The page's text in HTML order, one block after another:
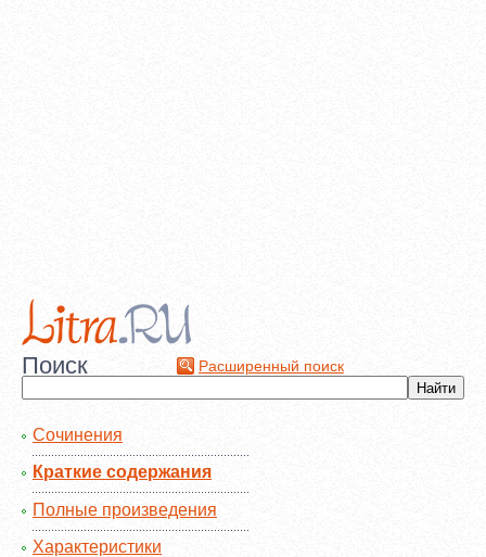
Поиск Расширенный поиск
Сочинения
Краткие содержания
Полные произведения
Характеристики